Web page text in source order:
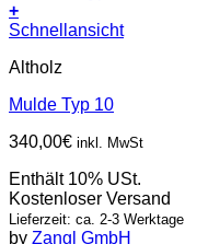
+
Schnellansicht
Altholz
Mulde Typ 10
340,00€ inkl. MwSt
Enthält 10% USt.
Kostenloser Versand
Lieferzeit: ca. 2-3 Werktage
by Zangl GmbH